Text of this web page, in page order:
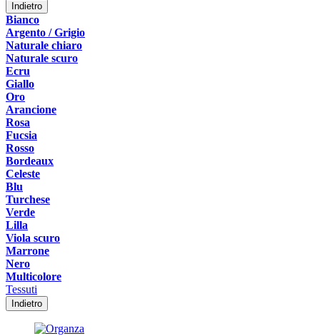
Indietro
Bianco
Argento / Grigio
Naturale chiaro
Naturale scuro
Ecru
Giallo
Oro
Arancione
Rosa
Fucsia
Rosso
Bordeaux
Celeste
Blu
Turchese
Verde
Lilla
Viola scuro
Marrone
Nero
Multicolore
Tessuti
Indietro